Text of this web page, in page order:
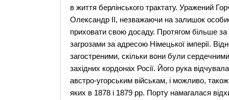
в життя берлінського трактату. Уражений
Олександр II, незважаючи на залишок
приховати свою досаду. Протягом більше за
загрозами за адресою Німецької імперії.
загостреними, скільки вони були
західних кордонах Росії. Його рука
австро-угорським військам, і можливо,
яких в 1878 і 1879 рр. Порту намагалася